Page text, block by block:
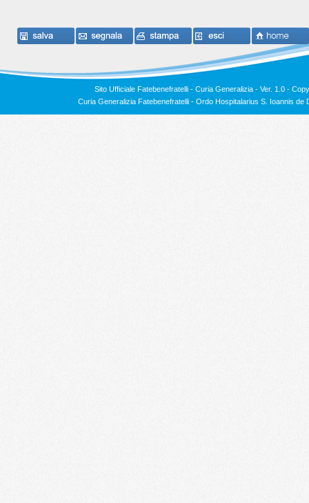
Sito Ufficiale Fatebenefratelli - Curia Generalizia - Ver. 1.0 -
Curia Generalizia Fatebenefratelli - Ordo Hospitalarius S. Ioannis